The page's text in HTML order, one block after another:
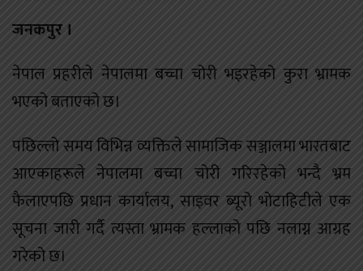
जनकपुर ।
नेपाल प्रहरीले नेपालमा बच्चा चोरी भइरहेको कुरा भ्रामक
भएको बताएको छ।
पछिल्लो समय विभिन्न व्यक्तिले सामाजिक सञ्जालमा भारतबाट
आएकाहरूले नेपालमा बच्चा चोरी गरिरहेको भन्दै भ्रम
फैलाएपछि प्रधान कार्यालय, साइवर ब्यूरो भोटाहिटीले एक
सूचना जारी गर्दै त्यस्ता भ्रामक हल्लाको पछि नलाग्न आग्रह
गरेको छ।